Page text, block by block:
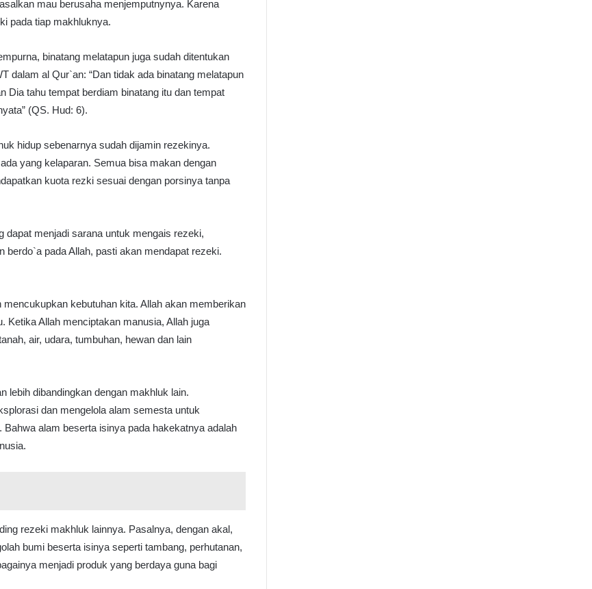
mau berusaha menjemputnynya. Karena
pada tiap makhluknya.
binatang melatapun juga sudah ditentukan
dalam al Qur`an: “Dan tidak ada binatang melatapun
Dia tahu tempat berdiam binatang itu dan tempat
(QS. Hud: 6).
hidup sebenarnya sudah dijamin rezekinya.
yang kelaparan. Semua bisa makan dengan
kuota rezki sesuai dengan porsinya tanpa
dapat menjadi sarana untuk mengais rezeki,
pada Allah, pasti akan mendapat rezeki.
kebutuhan kita. Allah akan memberikan
Ketika Allah menciptakan manusia, Allah juga
air, udara, tumbuhan, hewan dan lain
lebih dibandingkan dengan makhluk lain.
dan mengelola alam semesta untuk
alam beserta isinya pada hakekatnya adalah
rezeki makhluk lainnya. Pasalnya, dengan akal,
bumi beserta isinya seperti tambang, perhutanan,
menjadi produk yang berdaya guna bagi